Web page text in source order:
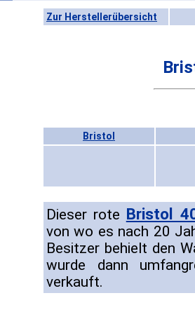
Zur Herstellerübersicht
Bristol
Dieser rote Bristol
von wo es nach 20
Besitzer behielt den
wurde dann
verkauft.